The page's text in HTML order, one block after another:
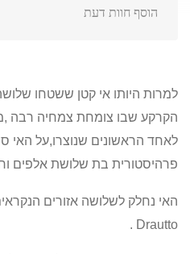
הוסף חוות דעת
למרות היותו אי קטן ששטחו
הקרקע שבו צומחת צמחיה רבה
לאחד הראשונים שנוצרו,על האי
פרהיסטורית בת שלושת אלפים
האי נחלק לשלושה אזורים
Drautto
.